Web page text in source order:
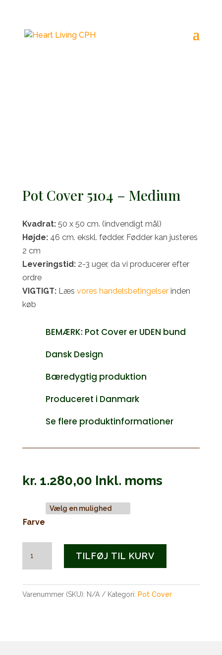
Pot Cover 5104 – Medium
Kvadrat:50 x 50 cm. (indvendigt mål)
Højde:46 cm. ekskl. fødder. Fødder kan justeres
2 cm
Leveringstid:2-3 uger, da vi producerer efter
ordre
VIGTIGT:Læs vores handelsbetingelserinden
køb
BEMÆRK: Pot Cover er UDEN bund
Dansk Design
Bæredygtig produktion
Produceret i Danmark
Se flere produktinformationer
kr. 1.280,00 Inkl. moms
Farve
TILFØJ TIL KURV
Varenummer (SKU): N/A Kategori: Pot Cover